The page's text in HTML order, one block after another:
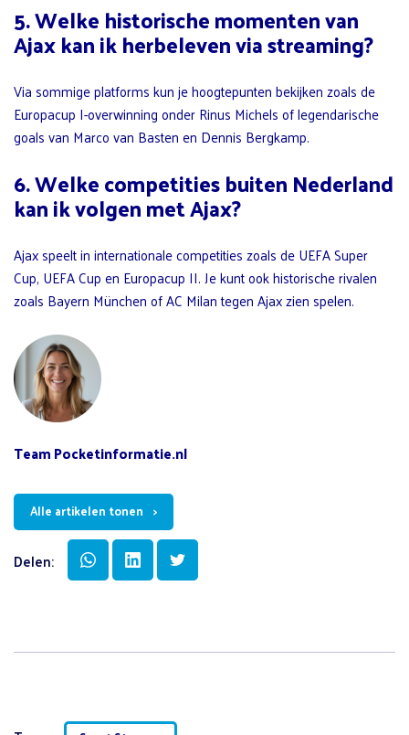
5. Welke historische momenten van
Ajax kan ik herbeleven via streaming?
Via sommige platforms kun je hoogtepunten bekijken zoals de
Europacup I-overwinning onder Rinus Michels of legendarische
goals van Marco van Basten en Dennis Bergkamp.
6. Welke competities buiten Nederland
kan ik volgen met Ajax?
Ajax speelt in internationale competities zoals de UEFA Super
Cup, UEFA Cup en Europacup II. Je kunt ook historische rivalen
zoals Bayern München of AC Milan tegen Ajax zien spelen.
Team Pocketinformatie.nl
Alle artikelen tonen
Delen: